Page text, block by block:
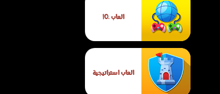
الشوارع
العاب .IO
العاب استراتيجية